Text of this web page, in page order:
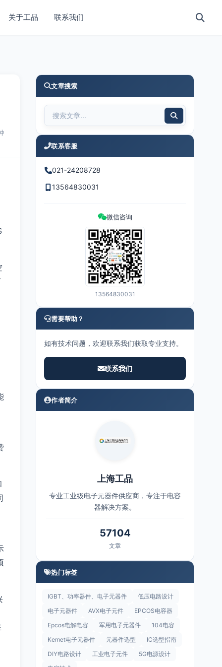
关于工品 联系我们
文章搜索
联系客服
021-24208728
13564830031
微信咨询
13564830031
需要帮助？
如有技术问题，欢迎联系我们获取专业支持。
联系我们
作者简介
上海工品
专业工业级电子元器件供应商，专注于电容
器解决方案。
57104
文章
热门标签
IGBT、功率器件、电子元器件
低压电路设计
电子元器件
AVX电子元件
EPCOS电容器
Epcos电解电容
军用电子元器件
104电容
Kemet电子元器件
元器件选型
IC选型指南
DIY电路设计
工业电子元件
5G电源设计